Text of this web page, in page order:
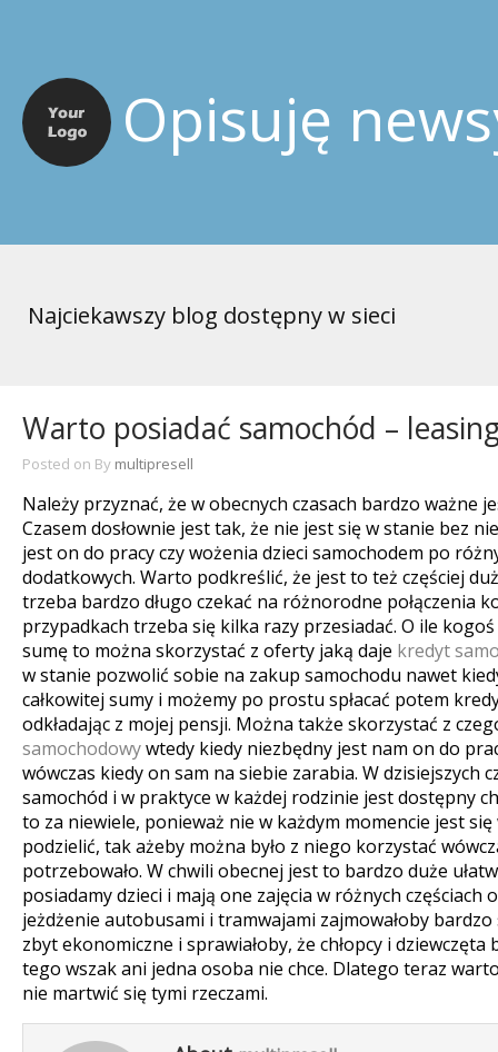
Opisuję
Najciekawszy blog dostępny w sieci
Warto posiadać samochód –
Posted on By multipresell
Należy przyznać, że w obecnych czasach bardzo ważne
Czasem dosłownie jest tak, że nie jest się w stanie bez
jest on do pracy czy wożenia dzieci samochodem po
dodatkowych. Warto podkreślić, że jest to też częściej
trzeba bardzo długo czekać na różnorodne połączenia
przypadkach trzeba się kilka razy przesiadać. O ile kogoś
sumę to można skorzystać z oferty jaką daje kredyt
w stanie pozwolić sobie na zakup samochodu nawet
całkowitej sumy i możemy po prostu spłacać potem
odkładając z mojej pensji. Można także skorzystać z
samochodowywtedy kiedy niezbędny jest nam on do
wówczas kiedy on sam na siebie zarabia. W dzisiejszych
samochód i w praktyce w każdej rodzinie jest dostępny
to za niewiele, ponieważ nie w każdym momencie jest
podzielić, tak ażeby można było z niego korzystać
potrzebowało. W chwili obecnej jest to bardzo duże
posiadamy dzieci i mają one zajęcia w różnych częściach
jeżdżenie autobusami i tramwajami zajmowałoby
zbyt ekonomiczne i sprawiałoby, że chłopcy i dziewczęta
tego wszak ani jedna osoba nie chce. Dlatego teraz
nie martwić się tymi rzeczami.